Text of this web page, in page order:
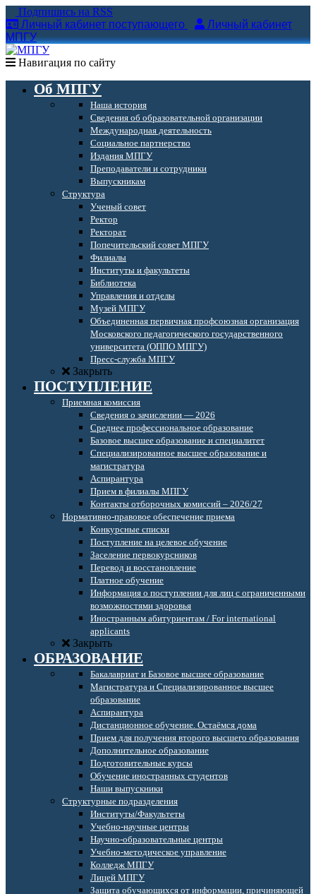
Подпишись на RSS
Личный кабинет поступающего
Личный кабинет
МПГУ
Навигация по сайту
Об МПГУ
Наша история
Сведения об образовательной организации
Международная деятельность
Социальное партнерство
Издания МПГУ
Преподаватели и сотрудники
Выпускникам
Структура
Ученый совет
Ректор
Ректорат
Попечительский совет МПГУ
Филиалы
Институты и факультеты
Библиотека
Управления и отделы
Музей МПГУ
Объединенная первичная профсоюзная организация
Московского педагогического государственного
университета (ОППО МПГУ)
Пресс-служба МПГУ
Закрыть
ПОСТУПЛЕНИЕ
Приемная комиссия
Сведения о зачислении — 2026
Среднее профессиональное образование
Базовое высшее образование и специалитет
Специализированное высшее образование и
магистратура
Аспирантура
Прием в филиалы МПГУ
Контакты отборочных комиссий – 2026/27
Нормативно-правовое обеспечение приема
Конкурсные списки
Поступление на целевое обучение
Заселение первокурсников
Перевод и восстановление
Платное обучение
Информация о поступлении для лиц с ограниченными
возможностями здоровья
Иностранным абитуриентам / For international
applicants
Закрыть
ОБРАЗОВАНИЕ
Бакалавриат и Базовое высшее образование
Магистратура и Специализированное высшее
образование
Аспирантура
Дистанционное обучение. Остаёмся дома
Прием для получения второго высшего образования
Дополнительное образование
Подготовительные курсы
Обучение иностранных студентов
Наши выпускники
Структурные подразделения
Институты/Факультеты
Учебно-научные центры
Научно-образовательные центры
Учебно-методическое управление
Колледж МПГУ
Лицей МПГУ
Защита обучающихся от информации, причиняющей